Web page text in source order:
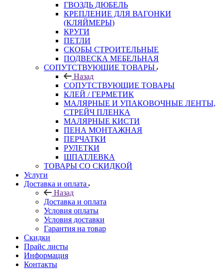
ГВОЗДЬ ДЮБЕЛЬ
КРЕПЛЕНИЕ ДЛЯ ВАГОНКИ
(КЛЯЙМЕРЫ)
КРУГИ
ПЕТЛИ
СКОБЫ СТРОИТЕЛЬНЫЕ
ПОДВЕСКА МЕБЕЛЬНАЯ
СОПУТСТВУЮЩИЕ ТОВАРЫ
Назад
СОПУТСТВУЮЩИЕ ТОВАРЫ
КЛЕЙ / ГЕРМЕТИК
МАЛЯРНЫЕ И УПАКОВОЧНЫЕ ЛЕНТЫ,
СТРЕЙЧ ПЛЕНКА
МАЛЯРНЫЕ КИСТИ
ПЕНА МОНТАЖНАЯ
ПЕРЧАТКИ
РУЛЕТКИ
ШПАТЛЕВКА
ТОВАРЫ СО СКИДКОЙ
Услуги
Доставка и оплата
Назад
Доставка и оплата
Условия оплаты
Условия доставки
Гарантия на товар
Скидки
Прайс листы
Информация
Контакты